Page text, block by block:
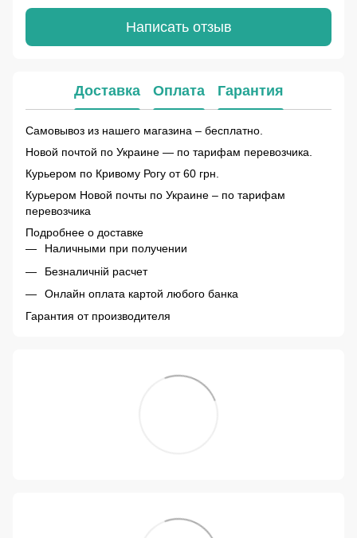
Написать отзыв
Доставка Оплата Гарантия
Самовывоз из нашего магазина – бесплатно.
Новой почтой по Украине — по тарифам перевозчика.
Курьером по Кривому Рогу от 60 грн.
Курьером Новой почты по Украине – по тарифам
перевозчика
Подробнее о доставке
Наличными при получении
Безналичній расчет
Онлайн оплата картой любого банка
Гарантия от производителя